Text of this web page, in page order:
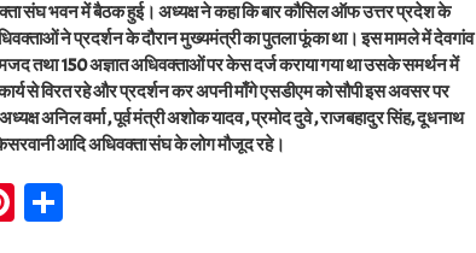
संघ भवन में बैठक हुई। अध्यक्ष ने कहा कि बार कौसिल ऑफ उत्तर प्रदेश के
ने प्रदर्शन के दौरान मुख्यमंत्री का पुतला फूंका था। इस मामले में देवगांव
तथा 150 अज्ञात अधिवक्ताओं पर केस दर्ज कराया गया था उसके समर्थन में
से विरत रहे और प्रदर्शन कर अपनी माँगे एसडीएम को सौपी इस अवसर पर
अनिल वर्मा , पूर्व मंत्री अशोक यादव , प्रमोद दुवे , राजबहादुर सिंह, दूधनाथ
आदि अधिवक्ता संघ के लोग मौजूद रहे।
Pi